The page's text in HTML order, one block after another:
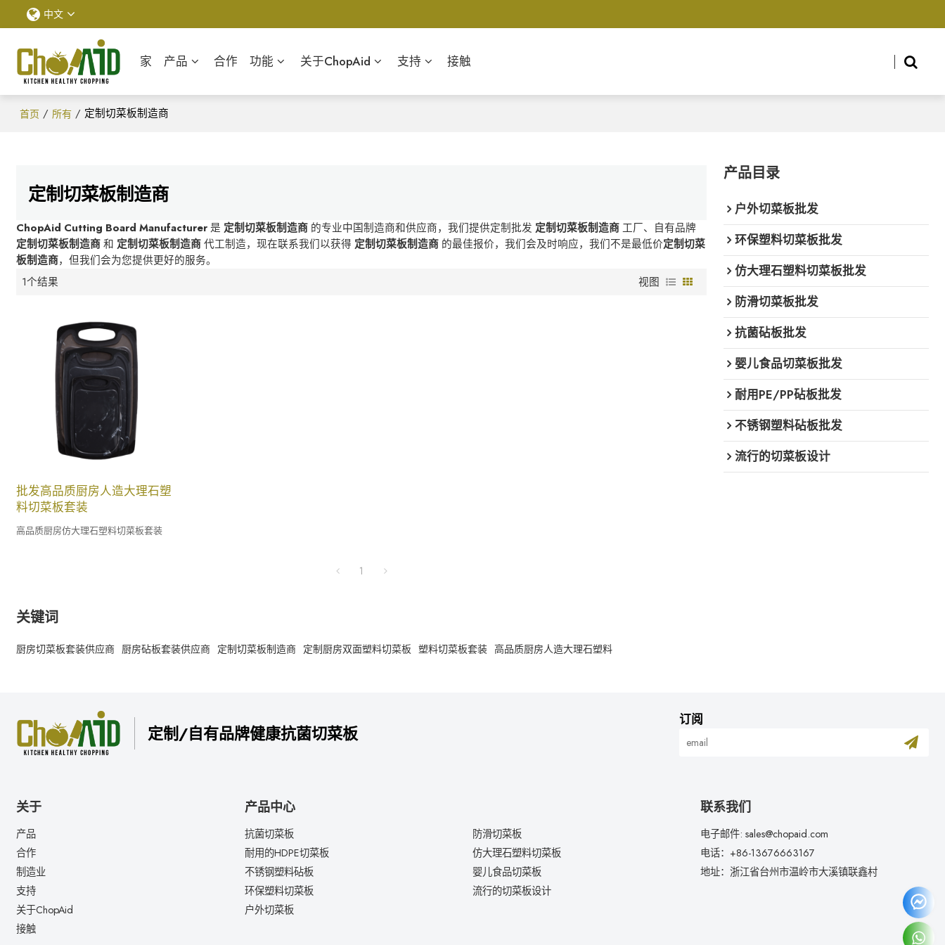
中文
家 产品 合作 功能 关于ChopAid 支持 接触
首页 / 所有 / 定制切菜板制造商
定制切菜板制造商
ChopAid Cutting Board Manufacturer是 定制切菜板制造商 的专业中国制造商和供应商，我们提供定制批发 定制切菜板制造商工厂、自有品牌
定制切菜板制造商和 定制切菜板制造商代工制造，现在联系我们以获得 定制切菜板制造商 的最佳报价，我们会及时响应，我们不是最低价定制切菜
板制造商，但我们会为您提供更好的服务。
1个结果
视图
批发高品质厨房人造大理石塑
料切菜板套装
高品质厨房仿大理石塑料切菜板套装
1
关键词
厨房切菜板套装供应商 厨房砧板套装供应商 定制切菜板制造商 定制厨房双面塑料切菜板 塑料切菜板套装 高品质厨房人造大理石塑料
产品目录
户外切菜板批发
环保塑料切菜板批发
仿大理石塑料切菜板批发
防滑切菜板批发
抗菌砧板批发
婴儿食品切菜板批发
耐用PE/PP砧板批发
不锈钢塑料砧板批发
流行的切菜板设计
定制/自有品牌健康抗菌切菜板
订阅
关于
产品
合作
制造业
支持
关于ChopAid
接触
产品中心
抗菌切菜板
防滑切菜板
耐用的HDPE切菜板
仿大理石塑料切菜板
不锈钢塑料砧板
婴儿食品切菜板
环保塑料切菜板
流行的切菜板设计
户外切菜板
联系我们
电子邮件: sales@chopaid.com
电话：+86-13676663167
地址：浙江省台州市温岭市大溪镇联鑫村